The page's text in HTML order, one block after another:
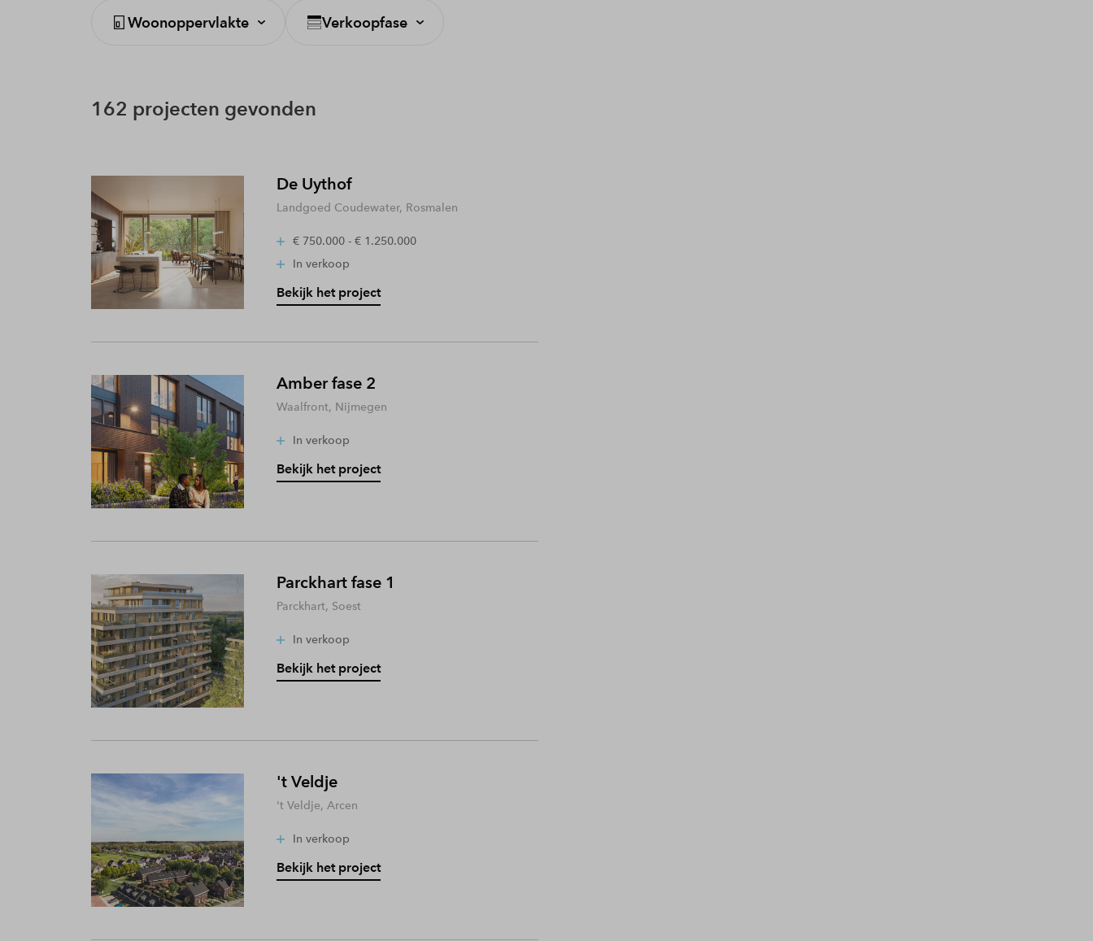
Woonoppervlakte Verkoopfase
162 projecten gevonden
De Uythof
Landgoed Coudewater, Rosmalen
€ 750.000 - € 1.250.000
In verkoop
Bekijk het project
Amber fase 2
Waalfront, Nijmegen
In verkoop
Bekijk het project
Parckhart fase 1
Parckhart, Soest
In verkoop
Bekijk het project
't Veldje
't Veldje, Arcen
In verkoop
Bekijk het project